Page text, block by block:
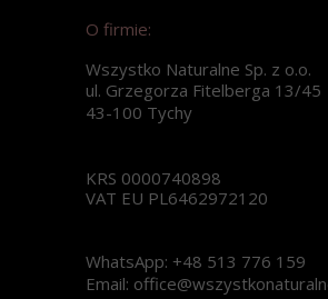
O firmie:
Wszystko Naturalne Sp. z o.o.
ul. Grzegorza Fitelberga 13/45
43-100 Tychy
KRS 0000740898
VAT EU PL6462972120
WhatsApp: +48 513 776 159
Email: